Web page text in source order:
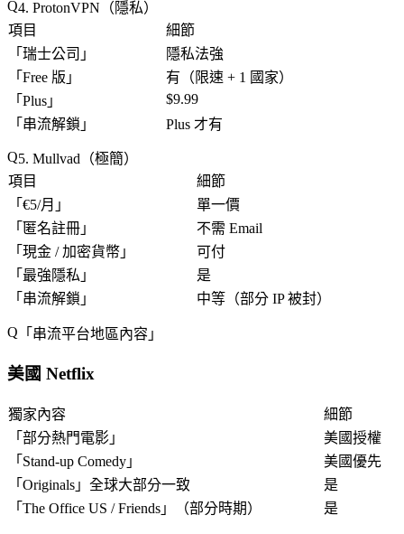
4. ProtonVPN（隱私）
項目
細節
「 瑞士公司 」
隱私法強
「 Free 版 」
有（限速 + 1 國家）
「 Plus 」
$9.99
「 串流解鎖 」 Plus 才有
5. Mullvad（極簡）
項目
細節
「 €5/月 」
單一價
「 匿名註冊 」
不需 Email
「 現金 / 加密貨幣 」
可付
「 最強隱私 」
是
「 串流解鎖 」 中等（部分 IP 被封）
「 串流平台地區內容 」
美國 Netflix
獨家內容
細節
「 部分熱門電影 」
美國授權
「 Stand-up Comedy 」
美國優先
「 Originals 」全球大部分一致
是
「 The Office US / Friends 」（部分時期） 是